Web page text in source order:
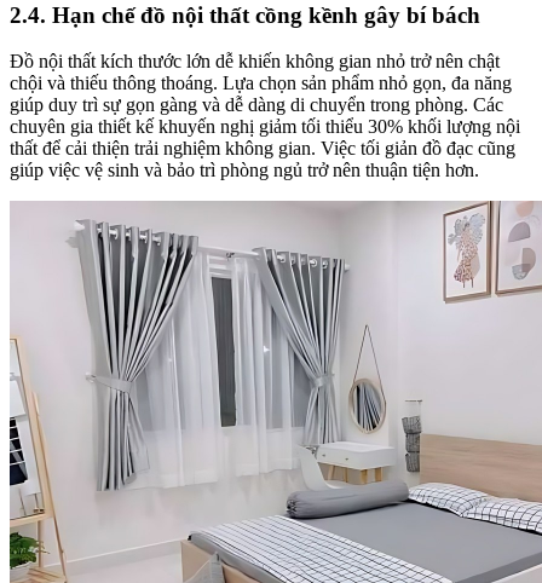
2.4. Hạn chế đồ nội thất cồng kềnh gây bí bách
Đồ nội thất kích thước lớn dễ khiến không gian nhỏ trở nên chật
chội và thiếu thông thoáng. Lựa chọn sản phẩm nhỏ gọn, đa năng
giúp duy trì sự gọn gàng và dễ dàng di chuyển trong phòng. Các
chuyên gia thiết kế khuyến nghị giảm tối thiểu 30% khối lượng nội
thất để cải thiện trải nghiệm không gian. Việc tối giản đồ đạc cũng
giúp việc vệ sinh và bảo trì phòng ngủ trở nên thuận tiện hơn.